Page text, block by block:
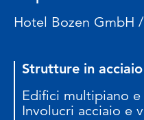
Hotel Bozen GmbH
Strutture in acciaio
Edifici multipiano
Involucri acciaio e